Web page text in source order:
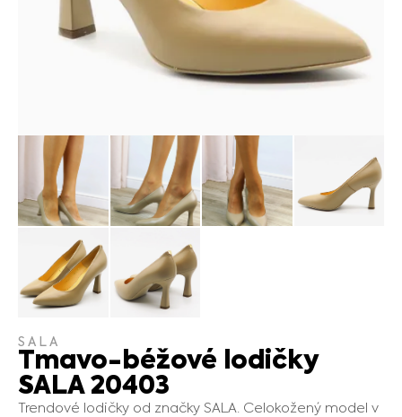
SALA
Tmavo-béžové lodičky
SALA 20403
Trendové lodičky od značky SALA. Celokožený model v